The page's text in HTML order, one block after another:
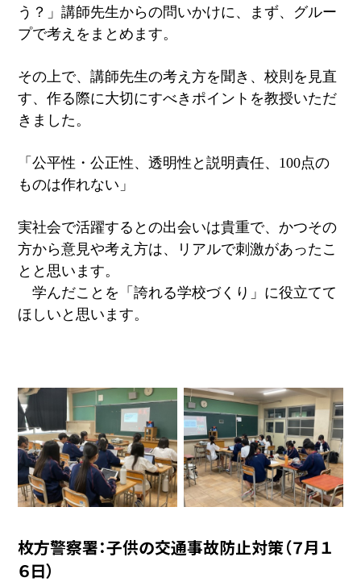
う？」講師先生からの問いかけに、まず、グルー
プで考えをまとめます。
その上で、講師先生の考え方を聞き、校則を見直
す、作る際に大切にすべきポイントを教授いただ
きました。
「公平性・公正性、透明性と説明責任、100点の
ものは作れない」
実社会で活躍するとの出会いは貴重で、かつその
方から意見や考え方は、リアルで刺激があったこ
とと思います。
学んだことを「誇れる学校づくり」に役立てて
ほしいと思います。
枚方警察署：子供の交通事故防止対策（７月１
６日）